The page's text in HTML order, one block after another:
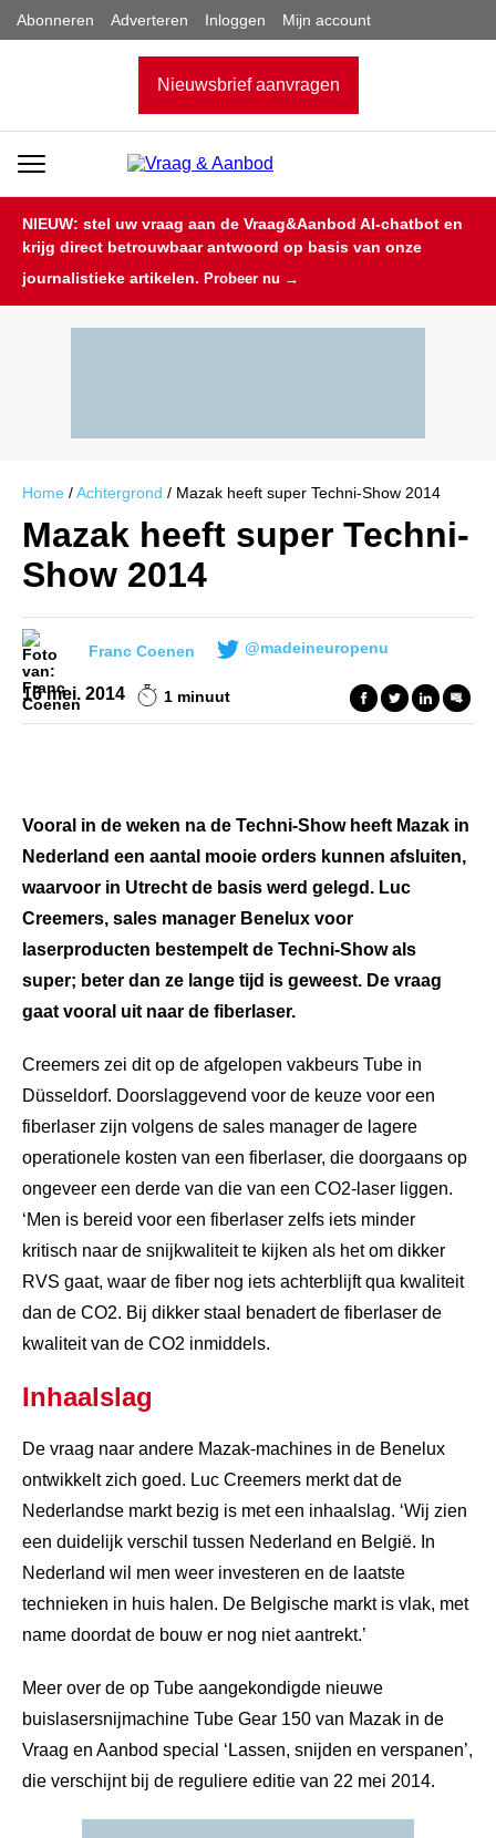
Abonneren Adverteren Inloggen Mijn account
Nieuwsbrief aanvragen
NIEUW: stel uw vraag aan de Vraag&Aanbod AI-chatbot en
krijg direct betrouwbaar antwoord op basis van onze
journalistieke artikelen. Probeer nu →
Home / Achtergrond / Mazak heeft super Techni-Show 2014
Mazak heeft super Techni-
Show 2014
Franc Coenen @madeineuropenu
16 mei. 2014 1 minuut
Vooral in de weken na de Techni-Show heeft Mazak in
Nederland een aantal mooie orders kunnen afsluiten,
waarvoor in Utrecht de basis werd gelegd. Luc
Creemers, sales manager Benelux voor
laserproducten bestempelt de Techni-Show als
super; beter dan ze lange tijd is geweest. De vraag
gaat vooral uit naar de fiberlaser.
Creemers zei dit op de afgelopen vakbeurs Tube in
Düsseldorf. Doorslaggevend voor de keuze voor een
fiberlaser zijn volgens de sales manager de lagere
operationele kosten van een fiberlaser, die doorgaans op
ongeveer een derde van die van een CO2-laser liggen.
‘Men is bereid voor een fiberlaser zelfs iets minder
kritisch naar de snijkwaliteit te kijken als het om dikker
RVS gaat, waar de fiber nog iets achterblijft qua kwaliteit
dan de CO2. Bij dikker staal benadert de fiberlaser de
kwaliteit van de CO2 inmiddels.
Inhaalslag
De vraag naar andere Mazak-machines in de Benelux
ontwikkelt zich goed. Luc Creemers merkt dat de
Nederlandse markt bezig is met een inhaalslag. ‘Wij zien
een duidelijk verschil tussen Nederland en België. In
Nederland wil men weer investeren en de laatste
technieken in huis halen. De Belgische markt is vlak, met
name doordat de bouw er nog niet aantrekt.’
Meer over de op Tube aangekondigde nieuwe
buislasersnijmachine Tube Gear 150 van Mazak in de
Vraag en Aanbod special ‘Lassen, snijden en verspanen’,
die verschijnt bij de reguliere editie van 22 mei 2014.